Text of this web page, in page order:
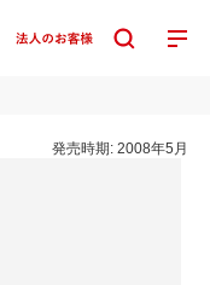
発売時期:2008年5月